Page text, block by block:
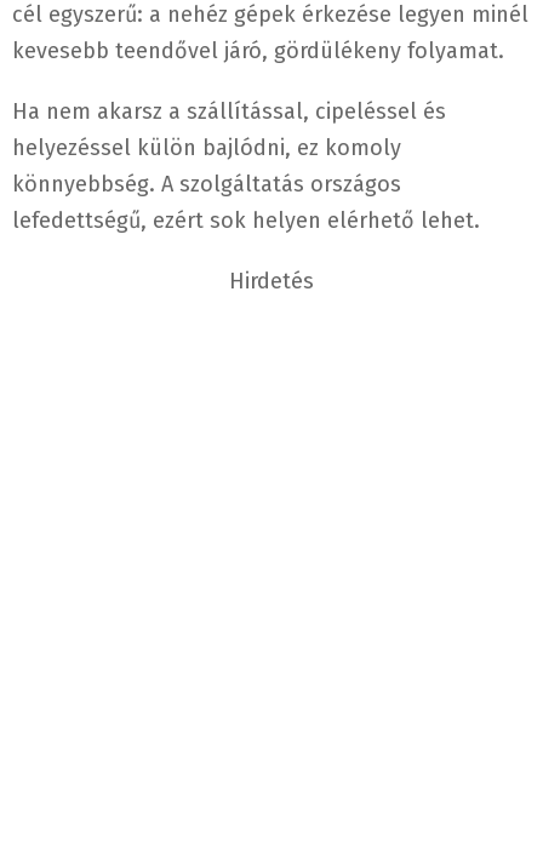
cél egyszerű: a nehéz gépek érkezése legyen minél
kevesebb teendővel járó, gördülékeny folyamat.
Ha nem akarsz a szállítással, cipeléssel és
helyezéssel külön bajlódni, ez komoly
könnyebbség. A szolgáltatás országos
lefedettségű, ezért sok helyen elérhető lehet.
Hirdetés